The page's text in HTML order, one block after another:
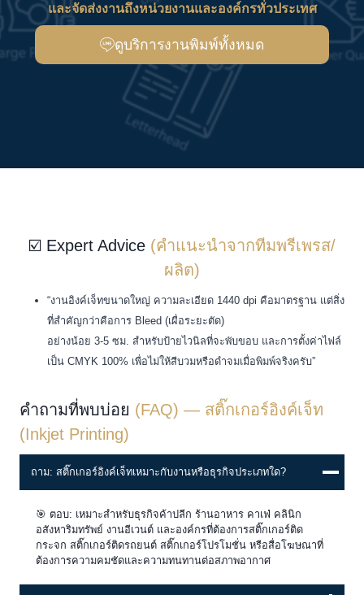
และจัดส่งงานถึงหน่วยงานและองค์กรทั่วประเทศ
ดูบริการงานพิมพ์ทั้งหมด
☑️ Expert Advice (คำแนะนำจากทีมพรีเพรส/
ผลิต)
“งานอิงค์เจ็ทขนาดใหญ่ ความละเอียด 1440 dpi คือมาตรฐาน แต่สิ่ง
ที่สำคัญกว่าคือการ Bleed (เผื่อระยะตัด)
อย่างน้อย 3-5 ซม. สำหรับป้ายไวนิลที่จะพับขอบ และการตั้งค่าไฟล์
เป็น CMYK 100% เพื่อไม่ให้สีบวมหรือดำจมเมื่อพิมพ์จริงครับ”
คำถามที่พบบ่อย (FAQ) — สติ๊กเกอร์อิงค์เจ็ท
(Inkjet Printing)
ถาม: สติ๊กเกอร์อิงค์เจ็ทเหมาะกับงานหรือธุรกิจประเภทใด?
🎯 ตอบ: เหมาะสำหรับธุรกิจค้าปลีก ร้านอาหาร คาเฟ่ คลินิก
อสังหาริมทรัพย์ งานอีเวนต์ และองค์กรที่ต้องการสติ๊กเกอร์ติด
กระจก สติ๊กเกอร์ติดรถยนต์ สติ๊กเกอร์โปรโมชั่น หรือสื่อโฆษณาที่
ต้องการความคมชัดและความทนทานต่อสภาพอากาศ